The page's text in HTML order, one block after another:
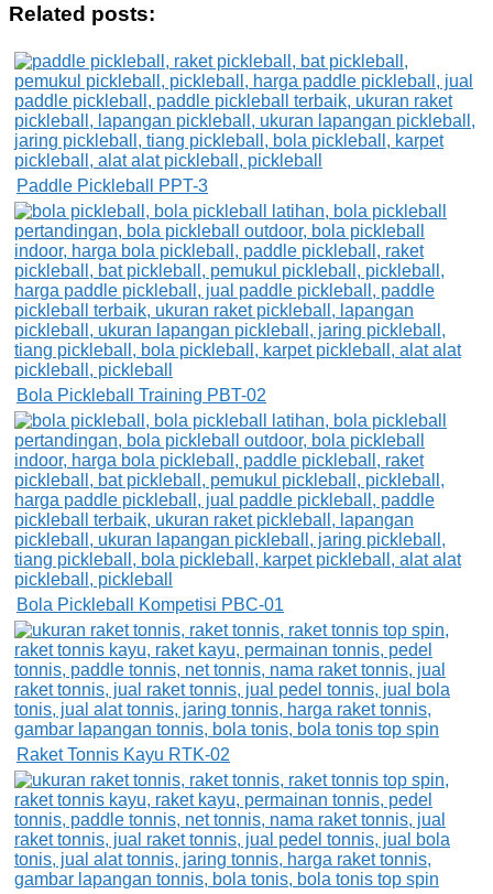
Related posts:
Paddle Pickleball PPT-3
Bola Pickleball Training PBT-02
Bola Pickleball Kompetisi PBC-01
Raket Tonnis Kayu RTK-02